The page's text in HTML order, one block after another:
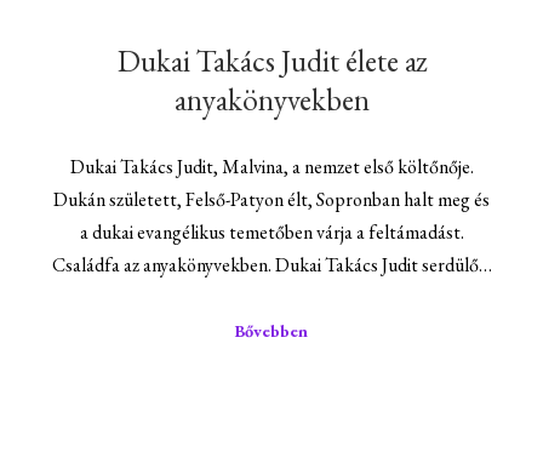
Dukai Takács Judit élete az
anyakönyvekben
Dukai Takács Judit, Malvina, a nemzet első költőnője.
Dukán született, Felső-Patyon élt, Sopronban halt meg és
a dukai evangélikus temetőben várja a feltámadást.
Családfa az anyakönyvekben. Dukai Takács Judit serdülő…
Bővebben